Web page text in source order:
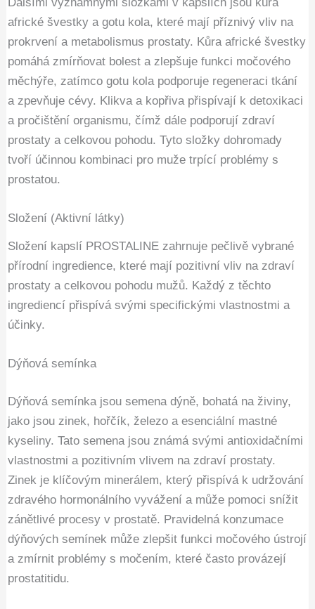
africké švestky a gotu kola, které mají příznivý vliv na
prokrvení a metabolismus prostaty. Kůra africké švestky
pomáhá zmírňovat bolest a zlepšuje funkci močového
měchýře, zatímco gotu kola podporuje regeneraci tkání
a zpevňuje cévy. Klikva a kopřiva přispívají k detoxikaci
a pročištění organismu, čímž dále podporují zdraví
prostaty a celkovou pohodu. Tyto složky dohromady
tvoří účinnou kombinaci pro muže trpící problémy s
prostatou.
Složení (Aktivní látky)
Složení kapslí PROSTALINE zahrnuje pečlivě vybrané
přírodní ingredience, které mají pozitivní vliv na zdraví
prostaty a celkovou pohodu mužů. Každý z těchto
ingrediencí přispívá svými specifickými vlastnostmi a
účinky.
Dýňová semínka
Dýňová semínka jsou semena dýně, bohatá na živiny,
jako jsou zinek, hořčík, železo a esenciální mastné
kyseliny. Tato semena jsou známá svými antioxidačními
vlastnostmi a pozitivním vlivem na zdraví prostaty.
Zinek je klíčovým minerálem, který přispívá k udržování
zdravého hormonálního vyvážení a může pomoci snížit
zánětlivé procesy v prostatě. Pravidelná konzumace
dýňových semínek může zlepšit funkci močového ústrojí
a zmírnit problémy s močením, které často provázejí
prostatitidu.